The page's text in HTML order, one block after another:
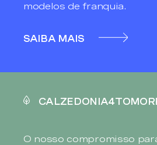
modelos de franquia.
SAIBA MAIS
O nosso compromisso